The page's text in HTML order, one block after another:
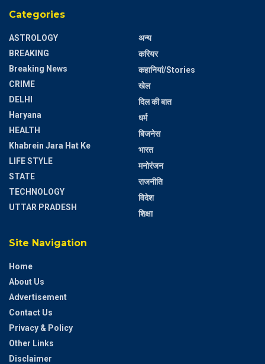
Categories
ASTROLOGY
BREAKING
Breaking News
CRIME
DELHI
Haryana
HEALTH
Khabrein Jara Hat Ke
LIFE STYLE
STATE
TECHNOLOGY
UTTAR PRADESH
अन्य
करियर
कहानियां/Stories
खेल
दिल की बात
धर्म
बिजनेस
भारत
मनोरंजन
राजनीति
विदेश
शिक्षा
Site Navigation
Home
About Us
Advertisement
Contact Us
Privacy & Policy
Other Links
Disclaimer